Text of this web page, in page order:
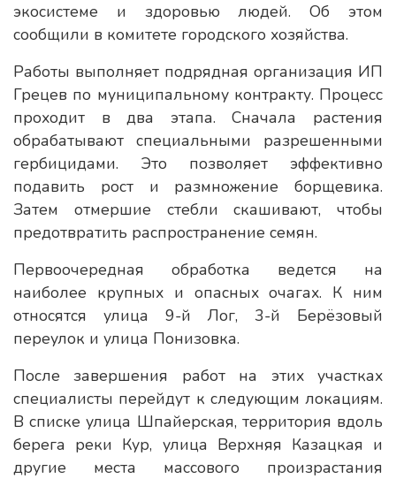
экосистеме и здоровью людей. Об этом
сообщили в комитете городского хозяйства.
Работы выполняет подрядная организация ИП
Грецев по муниципальному контракту. Процесс
проходит в два этапа. Сначала растения
обрабатывают специальными разрешенными
гербицидами. Это позволяет эффективно
подавить рост и размножение борщевика.
Затем отмершие стебли скашивают, чтобы
предотвратить распространение семян.
Первоочередная обработка ведется на
наиболее крупных и опасных очагах. К ним
относятся улица 9-й Лог, 3-й Берёзовый
переулок и улица Понизовка.
После завершения работ на этих участках
специалисты перейдут к следующим локациям.
В списке улица Шпайерская, территория вдоль
берега реки Кур, улица Верхняя Казацкая и
другие места массового произрастания